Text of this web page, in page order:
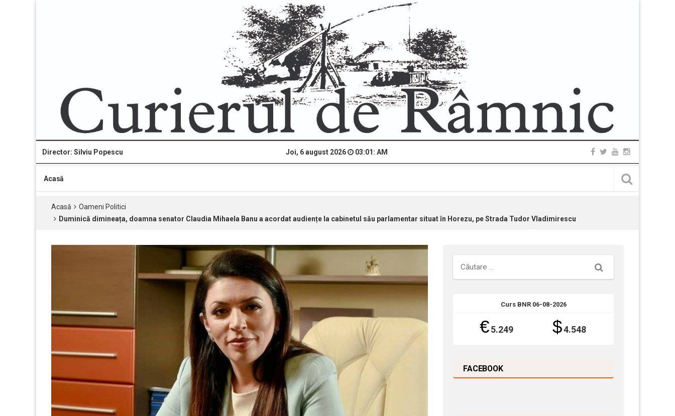
Director: Silviu Popescu Joi, 6 august 2026 03:01: AM
Acasă
Acasă
Oameni Politici
Duminică dimineața, doamna senator Claudia Mihaela Banu a acordat audiențe la cabinetul său parlamentar situat în Horezu, pe Strada Tudor Vladimirescu
Căutare
Curs BNR 06-08-2026
€ 5.249 $4.548
FACEBOOK